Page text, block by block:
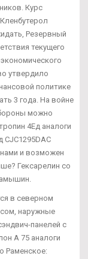
Курс
Резервный
текущего
утвердило
политике
3 года. На войне
можно
4Ед аналоги
CJC1295DAC
и возможен
Гексарелин со
в северном
наружные
панелей с
A 75 аналоги
Раменское: